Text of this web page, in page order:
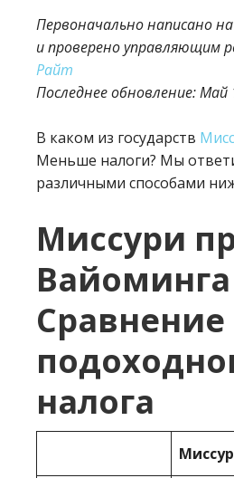
Первоначально написано
и проверено управляющим
Райт
Последнее обновление:Май
В каком из государств
Меньше налоги? Мы
различными способами
Миссури
Вайоминга
Сравнение
налога